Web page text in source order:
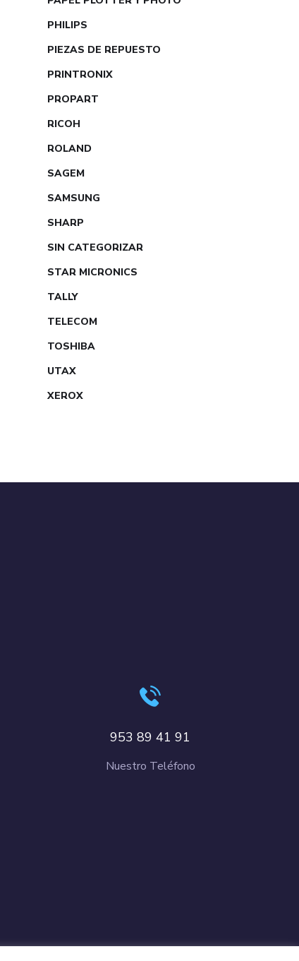
PHILIPS
PIEZAS DE REPUESTO
PRINTRONIX
PROPART
RICOH
ROLAND
SAGEM
SAMSUNG
SHARP
SIN CATEGORIZAR
STAR MICRONICS
TALLY
TELECOM
TOSHIBA
UTAX
XEROX
953 89 41 91
Nuestro Teléfono